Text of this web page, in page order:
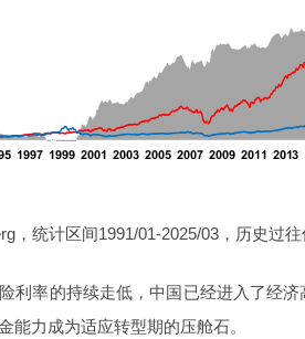
，统计区间1991/01-2025/03，历史过
利率的持续走低，中国已经进入了经
能力成为适应转型期的压舱石。